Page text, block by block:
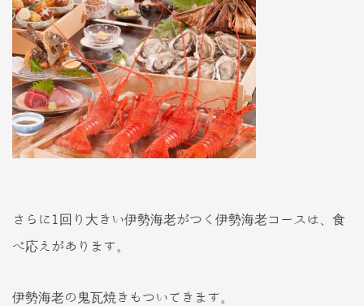
さらに1回り大きい伊勢海老がつく伊勢海老コースは、食
べ応えがあります。
伊勢海老の鬼瓦焼きもついてきます。